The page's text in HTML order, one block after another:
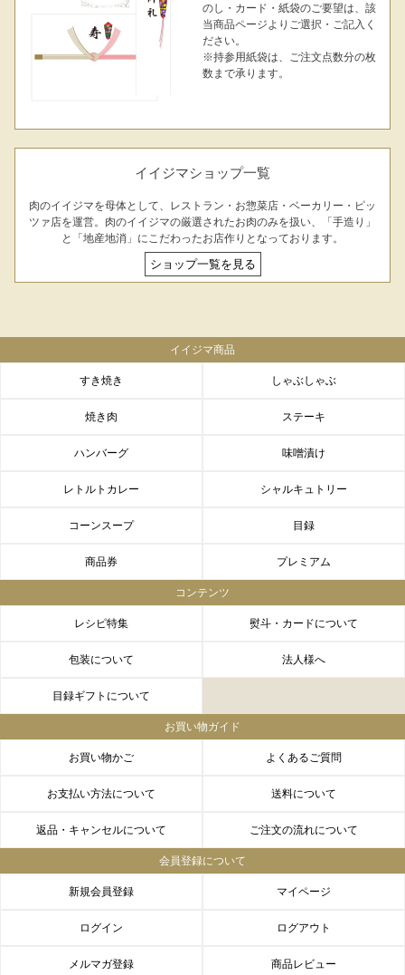
のし・カード・紙袋のご要望は、該
当商品ページよりご選択・ご記入く
ださい。
※持参用紙袋は、ご注文点数分の枚
数まで承ります。
イイジマショップ一覧
肉のイイジマを母体として、レストラン・お惣菜店・ベーカリー・ピッ
ツァ店を運営。肉のイイジマの厳選されたお肉のみを扱い、「手造り」
と「地産地消」にこだわったお店作りとなっております。
ショップ一覧を見る
イイジマ商品
すき焼き しゃぶしゃぶ
焼き肉 ステーキ
ハンバーグ 味噌漬け
レトルトカレー シャルキュトリー
コーンスープ 目録
商品券 プレミアム
コンテンツ
レシピ特集 熨斗・カードについて
包装について 法人様へ
目録ギフトについて
お買い物ガイド
お買い物かご よくあるご質問
お支払い方法について 送料について
返品・キャンセルについて ご注文の流れについて
会員登録について
新規会員登録 マイページ
ログイン ログアウト
メルマガ登録 商品レビュー